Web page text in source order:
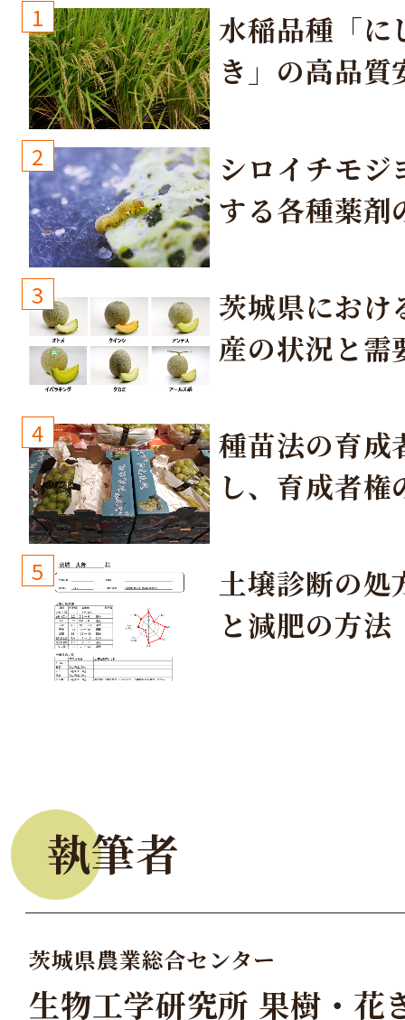
1
水稲品種「に
き」の高品質
2
シロイチモジ
する各種薬剤
3
茨城県におけ
産の状況と需
4
種苗法の育成
し、育成者権
しょう！
5
土壌診断の処
と減肥の方法
執筆者
茨城県農業総合センター
生物工学研究所 果樹・花